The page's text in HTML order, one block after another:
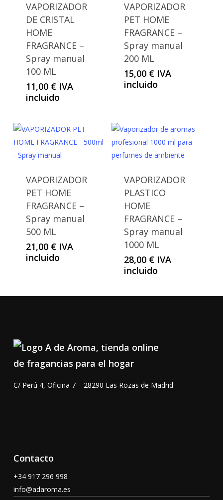
VAPORIZADOR
DE CRISTAL
HOME
FRAGRANCE –
Spray manual
100 ML
11,00 € IVA
incluido
VAPORIZADOR
PET HOME
FRAGRANCE –
Spray manual
200 ML
15,00 € IVA
incluido
VAPORIZADOR
PET HOME
FRAGRANCE –
Spray manual
500 ML
21,00 € IVA
incluido
VAPORIZADOR
PLASTICO
HOME
FRAGRANCE –
Spray manual
1000 ML
28,00 € IVA
incluido
C/ Perú 4, Oficina 7 – 28290 Las Rozas de Madrid
Contacto
+34 917 296 998
info@adaroma.es